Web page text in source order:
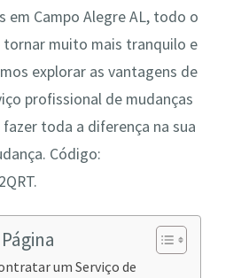
em Campo Alegre AL, todo o
tornar muito mais tranquilo e
explorar as vantagens de
profissional de mudanças
toda a diferença na sua
Código:
um Serviço de